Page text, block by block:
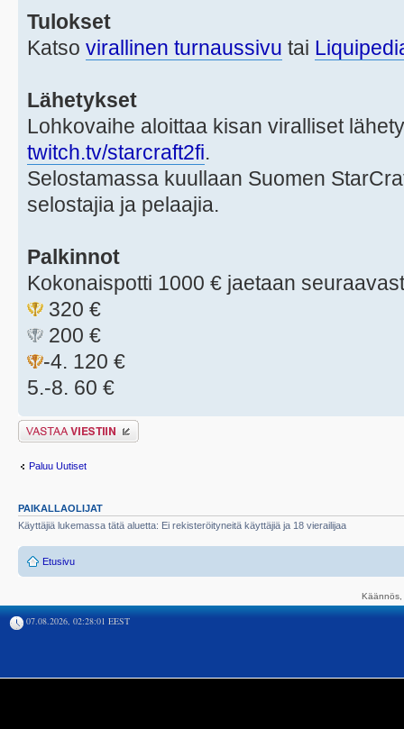
Tulokset
Katso virallinen turnaussivu tai
Lähetykset
Lohkovaihe aloittaa kisan viralliset
twitch.tv/starcraft2fi.
Selostamassa kuullaan Suomen
selostajia ja pelaajia.
Palkinnot
Kokonaispotti 1000 € jaetaan
320 €
200 €
-4. 120 €
5.-8. 60 €
Lähetä vastaus
Paluu Uutiset
PAIKALLAOLIJAT
Käyttäjiä lukemassa tätä aluetta: Ei rekisteröityneitä käyttäjiä ja 18 vierailijaa
Etusivu
07.08.2026, 02:28:01 EEST